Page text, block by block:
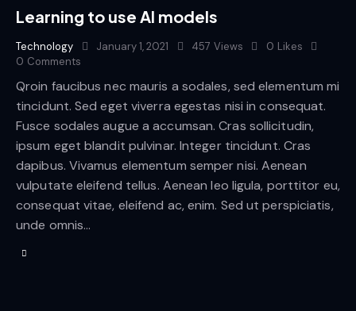
Learning to use AI models
Technology January 1, 2021 457 Views 0 Likes
0 Comments
Qroin faucibus nec mauris a sodales, sed elementum mi
tincidunt. Sed eget viverra egestas nisi in consequat.
Fusce sodales augue a accumsan. Cras sollicitudin,
ipsum eget blandit pulvinar. Integer tincidunt. Cras
dapibus. Vivamus elementum semper nisi. Aenean
vulputate eleifend tellus. Aenean leo ligula, porttitor eu,
consequat vitae, eleifend ac, enim. Sed ut perspiciatis,
unde omnis…